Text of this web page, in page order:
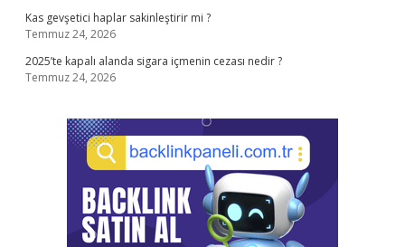
Kas gevşetici haplar sakinleştirir mi ?
Temmuz 24, 2026
2025’te kapalı alanda sigara içmenin cezası nedir ?
Temmuz 24, 2026